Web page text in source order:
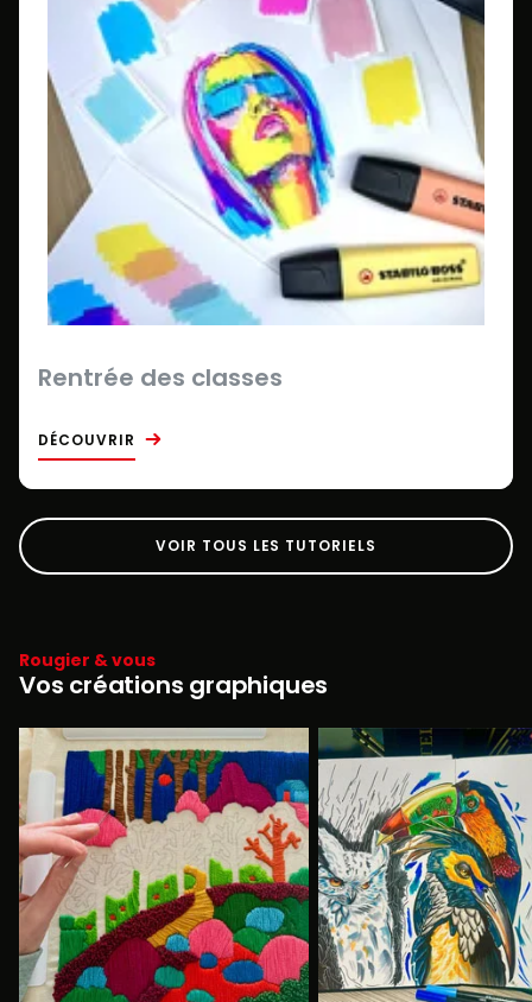
Rentrée des classes
DÉCOUVRIR
VOIR TOUS LES TUTORIELS
Rougier & vous
Vos créations graphiques